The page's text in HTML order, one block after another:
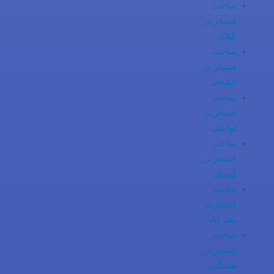
ساخت
استخر در
گیلان
ساخت
استخر در
لاهیجان
ساخت
استخر در
لواسان
ساخت
استخر در
لوشان
ساخت
استخر در
نظر آباد
ساخت
استخر در
هشتگرد